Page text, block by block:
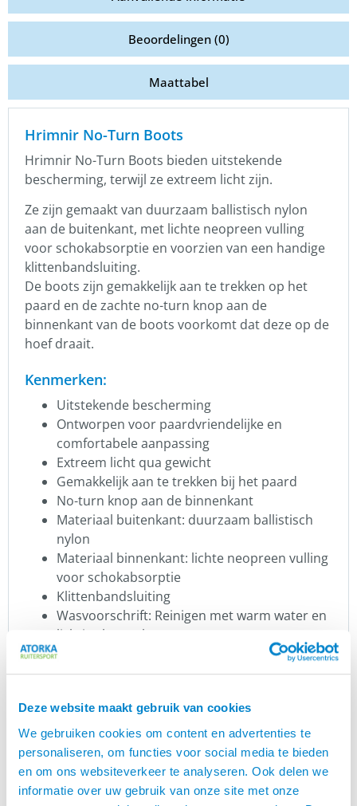
Deze website maakt gebruik van cookies
We gebruiken cookies om content en advertenties te
personaliseren, om functies voor social media te bieden
en om ons websiteverkeer te analyseren. Ook delen we
informatie over uw gebruik van onze site met onze
Beoordelingen (0)
Maattabel
Hrimnir No-Turn Boots
Hrimnir No-Turn Boots bieden uitstekende
bescherming, terwijl ze extreem licht zijn.
Ze zijn gemaakt van duurzaam ballistisch nylon
aan de buitenkant, met lichte neopreen vulling
voor schokabsorptie en voorzien van een handige
klittenbandsluiting.
De boots zijn gemakkelijk aan te trekken op het
paard en de zachte no-turn knop aan de
binnenkant van de boots voorkomt dat deze op de
hoef draait.
Kenmerken:
Uitstekende bescherming
Ontworpen voor paardvriendelijke en
comfortabele aanpassing
Extreem licht qua gewicht
Gemakkelijk aan te trekken bij het paard
No-turn knop aan de binnenkant
Materiaal buitenkant: duurzaam ballistisch
nylon
Materiaal binnenkant: lichte neopreen vulling
voor schokabsorptie
Klittenbandsluiting
Wasvoorschrift: Reinigen met warm water en
lichtjes borstelen.
Wordt verkocht per paar
Kleur: zwart met Hrimnir logo
Afmetingen:
Afmetingen van maat M: Het gewicht van één
boot is 75 gram.
Ze zijn 10 centimeter hoog en hebben een
omtrek van 35 centimeter